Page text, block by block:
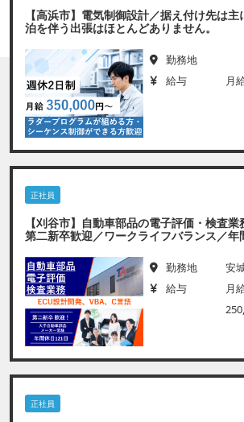
【高浜市】電気制御設計／据え付け先は
泊を伴う出張はほとんどありません。
勤務地
給与
月
正社員
【刈谷市】自動車部品の電子評価・検査業
第二新卒歓迎／ワークライフバランス／年
勤務地
安
給与
月
正社員